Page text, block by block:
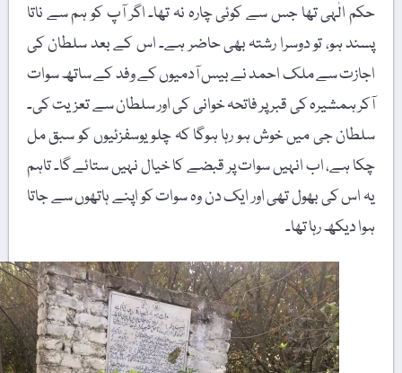
حکم الٰہی تھا جس سے کوئی چارہ نہ تھا۔ اگر آپ کو ہم سے ناتا
پسند ہو، تو دوسرا رشتہ بھی حاضر ہے۔ اس کے بعد سلطان کی
اجازت سے ملک احمد نے بیس آدمیوں کے وفد کے ساتھ سوات
آکر ہمشیرہ کی قبر پر فاتحہ خوانی کی اور سلطان سے تعزیت کی۔
سلطان جی میں خوش ہو رہا ہوگا کہ چلو یوسفزئیوں کو سبق مل
چکا ہے، اب انہیں سوات پر قبضے کا خیال نہیں ستائے گا۔ تاہم
یہ اس کی بھول تھی اور ایک دن وہ سوات کو اپنے ہاتھوں سے جاتا
ہوا دیکھ رہا تھا۔